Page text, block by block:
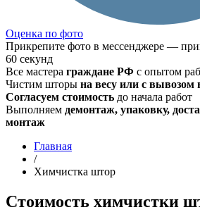
Оценка по фото
Прикрепите фото в мессенджере —
60 секунд
Все мастера граждане РФ с опытом
Чистим шторы на весу или с вывозом
Согласуем стоимость до начала работ
Выполняем демонтаж, упаковку,
монтаж
Главная
/
Химчистка штор
Стоимость химчистки